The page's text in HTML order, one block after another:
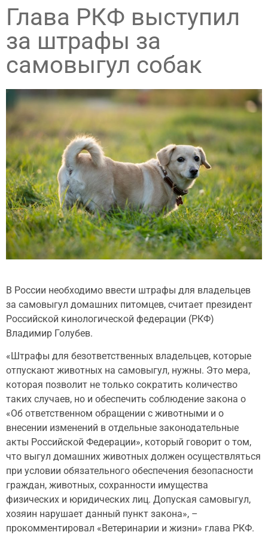
Глава РКФ выступил
за штрафы за
самовыгул собак
В России необходимо ввести штрафы для владельцев
за самовыгул домашних питомцев, считает президент
Российской кинологической федерации (РКФ)
Владимир Голубев.
«Штрафы для безответственных владельцев, которые
отпускают животных на самовыгул, нужны. Это мера,
которая позволит не только сократить количество
таких случаев, но и обеспечить соблюдение закона о
«Об ответственном обращении с животными и о
внесении изменений в отдельные законодательные
акты Российской Федерации», который говорит о том,
что выгул домашних животных должен осуществляться
при условии обязательного обеспечения безопасности
граждан, животных, сохранности имущества
физических и юридических лиц. Допуская самовыгул,
хозяин нарушает данный пункт закона», –
прокомментировал «Ветеринарии и жизни» глава РКФ.